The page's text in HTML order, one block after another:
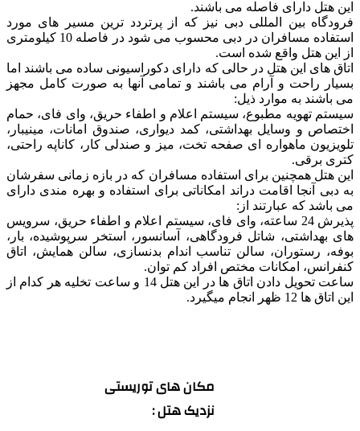
این هتل دارای فاصله می باشند.
فرودگاه بین المللی دبی نیز که از پرتردد ترین مسیر های مورد
استفاده مسافران در دبی محسوب می شود در فاصله 10 کیلومتری
از این هتل واقع شده است.
اتاق های این هتل در حالی که دارای دکوراسیونی ساده می باشند اما
بسیار راحت و آرام می باشند و تمامی آنها به صورت کامل مجهز
می باشند به موارد ذیل:
سیستم تهویه مطبوع، سیستم اعلام و اطفاء حریق، وای فای، حمام
اختصاص و وسایل بهداشتی، کمد دیواری، صندوق امانات، مینیبار،
تلویزیون ماهواره ای صفحه تخت، میز و صندلی کار، کاناپه راحتی،
کتری برقی.
این هتل همچنین برای استفاده مسافران که در بازه زمانی سفرشان
به دبی آنجا اقامت دراند امکاناتی برای استفاده و بهره مندی دارای
می باشد که عبارتند از:
پذیرش 24 ساعته، وای فای، سیستم اعلام و اطفاء حریق، سرویس
های بهداشتی، شاتل فرودگاهی، آسانسور، استخر سرپوشیده، بار،
بوفه، رستوران، سالن تناسب اندام بدنسازی، سالن همایش، اتاق
کنفرانس، امکانات مختص افراد کم توان.
ساعت تحویل دادن اتاق ها در این هتل 14 و ساعت تخلیه هر کدام از
این اتاق ها 12 ظهر انجام میگیرد.
مکان های توریستی
نزدیک هتل :